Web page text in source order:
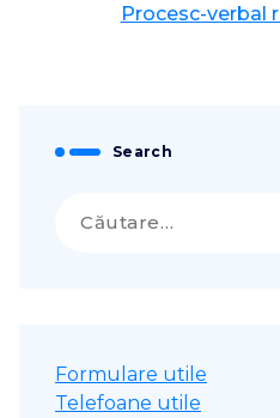
Procesc-verbal
Search
după:
Formulare utile
Telefoane utile